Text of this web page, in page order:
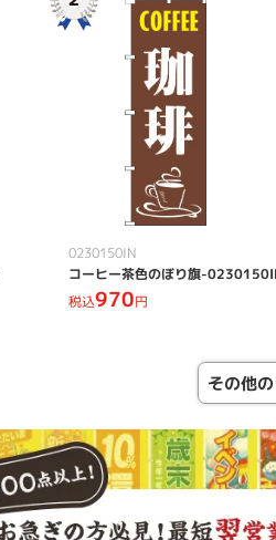
0230150IN
コーヒー茶色のぼり旗-
税込970円
その他